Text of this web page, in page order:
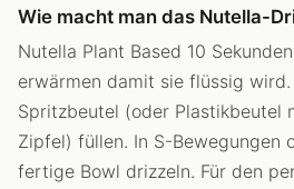
Wie macht man das Nutella-
Nutella Plant Based 10
erwärmen damit sie flüssig wird.
Spritzbeutel (oder Plastikbeutel
Zipfel) füllen. In S-Bewegungen
fertige Bowl drizzeln. Für den